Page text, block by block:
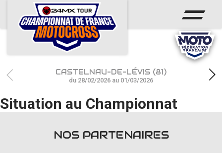
ACCUEIL
ACTUS
CALENDRIER
RÉSULTATS
PHOTOS / WEB TV
CASTELNAU-DE-LÉVIS (81)
du 28/02/2026 au 01/03/2026
Situation au Championnat
NOS PARTENAIRES